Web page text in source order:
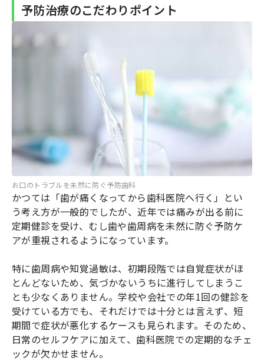
予防治療のこだわりポイント
お口のトラブルを未然に防ぐ予防歯科
かつては「歯が痛くなってから歯科医院へ行く」とい
う考え方が一般的でしたが、近年では痛みが出る前に
定期健診を受け、むし歯や歯周病を未然に防ぐ予防ケ
アが重視されるようになっています。
特に歯周病や知覚過敏は、初期段階では自覚症状がほ
とんどないため、気づかないうちに進行してしまうこ
とも少なくありません。学校や会社での年1回の健診を
受けている方でも、それだけでは十分とは言えず、短
期間で症状が悪化するケースも見られます。そのため、
日常のセルフケアに加えて、歯科医院での定期的なチェ
ックが欠かせません。